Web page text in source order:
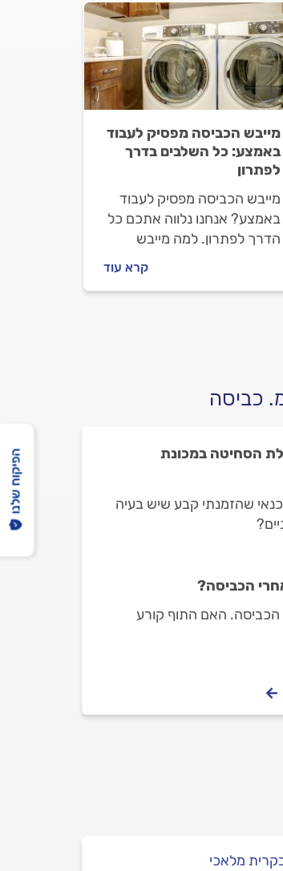
מייבש הכביסה מפסיק לעבוד
באמצע: כל השלבים בדרך
לפתרון
מייבש הכביסה מפסיק לעבוד
באמצע? אנחנו נלווה אתכם כל
הדרך לפתרון. למה מייבש
ומה עושים כשזה קורה? יוצאים
לדרך.
קרא עוד
כביסה
הסחיטה במכונת
שהזמנתי קבע שיש בעיה
הכביסה?
הכביסה. האם התוף קורע
מלאכי
הפיקוח שלנו